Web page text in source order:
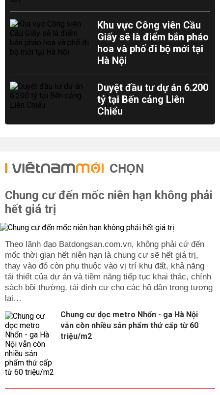
Khu vực Công viên Cầu
Giấy sẽ là điểm bắn pháo
hoa và phố đi bộ mới tại
Hà Nội
Duyệt đầu tư dự án 6.200
tỷ tại Bến cảng Liên
Chiểu
CHỌN
Chung cư đến mốc niên hạn không phải
hết giá trị
Theo lãnh đạo Batdongsan.com.vn, không phải cứ đến
mốc thời gian hết niên hạn là chung cư sẽ hết giá trị,
thay vào đó còn phụ thuộc vào vị trí khu đất, khả năng
tái thiết của dự án và tiềm năng tiếp tục khai thác, chính
sách bồi thường, tái định cư cho các hộ dân trong tương
lai…
Chung cư dọc metro Nhổn - ga Hà Nội
vẫn còn nhiều sản phẩm thứ cấp từ 60
triệu/m2